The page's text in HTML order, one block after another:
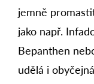
jemně
jako např.
Bepanthen
udělá i